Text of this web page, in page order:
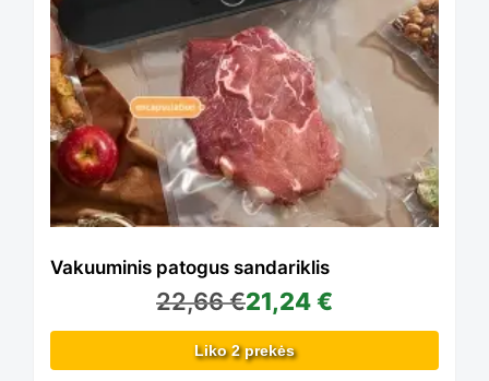
Vakuuminis patogus sandariklis
22,66€21,24€
Liko 2 prekės
has
multiple
variants.
The
options